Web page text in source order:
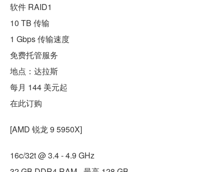
软件 RAID1
10 TB 传输
1 Gbps 传输速度
免费托管服务
地点：达拉斯
每月 144 美元起
在此订购
[AMD 锐龙 9 5950X]
16c/32t @ 3.4 - 4.9 GHz